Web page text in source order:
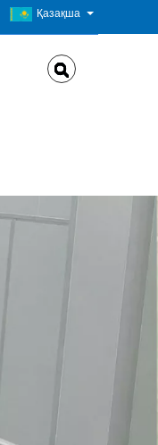
Қазақша